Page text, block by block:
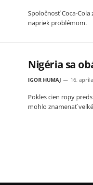
Spoločnosť Coca-
napriek problémom.
Nigéria sa
IGOR HUMAJ 16.
Pokles cien ropy
mohlo znamenať